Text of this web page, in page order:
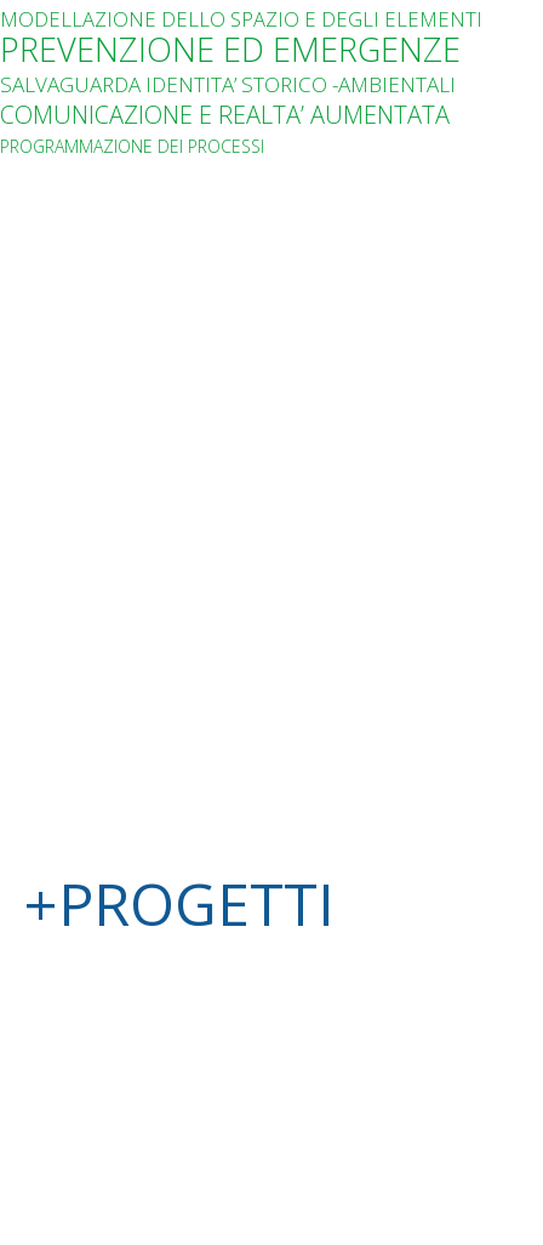
MODELLAZIONE DELLO SPAZIO E DEGLI ELEMENTI
PREVENZIONE ED EMERGENZE
SALVAGUARDA IDENTITA’ STORICO -AMBIENTALI
COMUNICAZIONE E REALTA’ AUMENTATA
PROGRAMMAZIONE DEI PROCESSI
+PROGETTI